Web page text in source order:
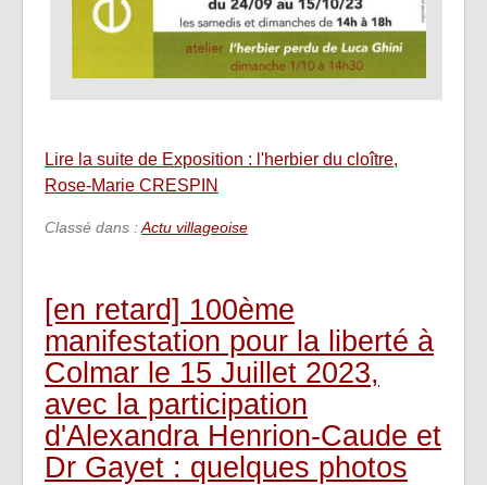
Lire la suite de Exposition : l'herbier du cloître,
Rose-Marie CRESPIN
Classé dans :Actu villageoise
[en retard] 100ème
manifestation pour la liberté à
Colmar le 15 Juillet 2023,
avec la participation
d'Alexandra Henrion-Caude et
Dr Gayet : quelques photos